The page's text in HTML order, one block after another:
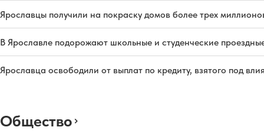
Ярославцы получили на покраску домов более трех
В Ярославле подорожают школьные и студенческие
Ярославца освободили от выплат по кредиту, взятого под
Общество